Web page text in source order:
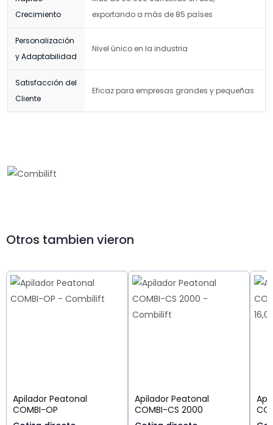
Crecimiento
exportando a más de 85 países
Personalización
y Adaptabilidad
Nivel único en la industria
Satisfacción del
Cliente
Eficaz para empresas grandes y pequeñas
Otros tambien vieron
Apilador Peatonal
COMBI-OP
Apilador Peatonal
COMBI-CS 2000